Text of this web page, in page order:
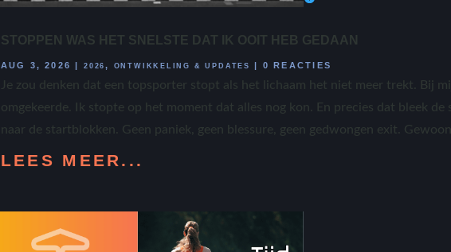
STOPPEN WAS HET SNELSTE DAT IK OOIT HEB GEDAAN
AUG 3, 2026 2026, ONTWIKKELING & UPDATES 0 REACTIES
Je zou denken dat een topsporter stopt als het lichaam het niet meer trekt. Bij
omgekeerde. Ik stopte op het moment dat alles nog kon. En precies dat bleek de
naar de startblokken. Geen paniek, geen blessure, geen gedwongen exit.
LEES MEER...